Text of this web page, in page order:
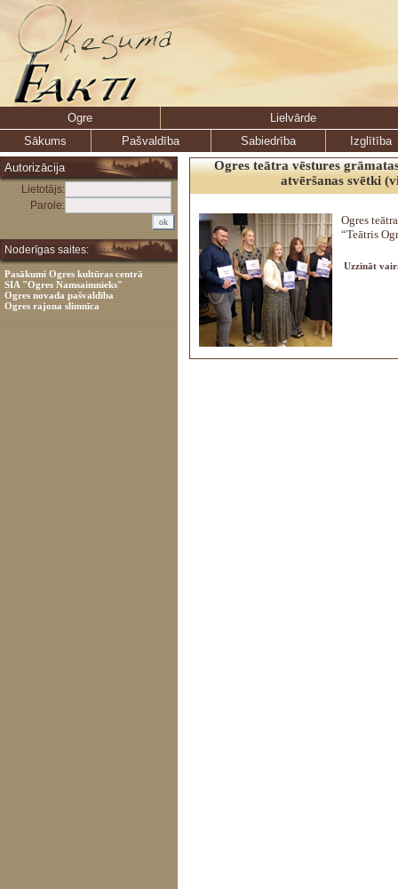
Ogre
Lielvārde
Sākums
Pašvaldība Sabiedrība
Izglītība
Autorizācija
Lietotājs:
Parole:
Noderīgas saites:
Pasākumi Ogres kultūras centrā
SIA "Ogres Namsaimnieks"
Ogres novada pašvaldība
Ogres rajona slimnīca
Ogres teātra vēstures
atvēršanas svētki
Ogres
“Teātris
Uzzināt